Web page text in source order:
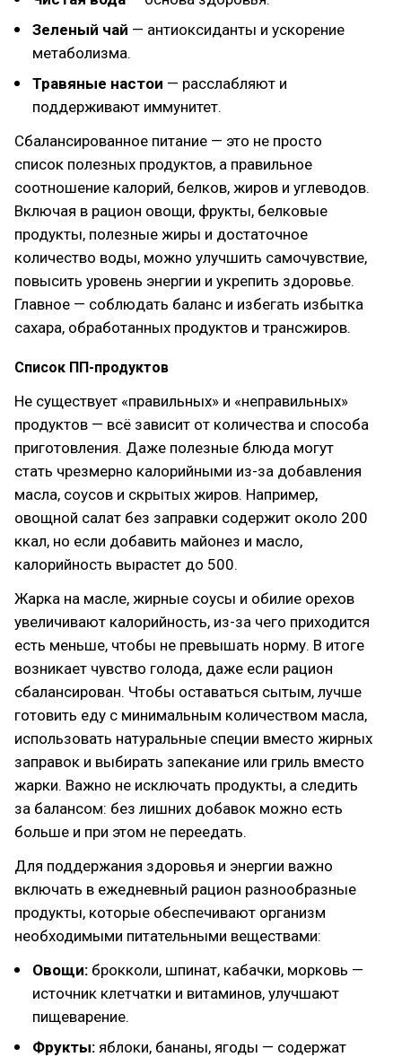
Зеленый чай — антиоксиданты и ускорение
метаболизма.
Травяные настои — расслабляют и
поддерживают иммунитет.
Сбалансированное питание — это не просто
список полезных продуктов, а правильное
соотношение калорий, белков, жиров и углеводов.
Включая в рацион овощи, фрукты, белковые
продукты, полезные жиры и достаточное
количество воды, можно улучшить самочувствие,
повысить уровень энергии и укрепить здоровье.
Главное — соблюдать баланс и избегать избытка
сахара, обработанных продуктов и трансжиров.
Список ПП-продуктов
Не существует «правильных» и «неправильных»
продуктов — всё зависит от количества и способа
приготовления. Даже полезные блюда могут
стать чрезмерно калорийными из-за добавления
масла, соусов и скрытых жиров. Например,
овощной салат без заправки содержит около 200
ккал, но если добавить майонез и масло,
калорийность вырастет до 500.
Жарка на масле, жирные соусы и обилие орехов
увеличивают калорийность, из-за чего приходится
есть меньше, чтобы не превышать норму. В итоге
возникает чувство голода, даже если рацион
сбалансирован. Чтобы оставаться сытым, лучше
готовить еду с минимальным количеством масла,
использовать натуральные специи вместо жирных
заправок и выбирать запекание или гриль вместо
жарки. Важно не исключать продукты, а следить
за балансом: без лишних добавок можно есть
больше и при этом не переедать.
Для поддержания здоровья и энергии важно
включать в ежедневный рацион разнообразные
продукты, которые обеспечивают организм
необходимыми питательными веществами:
Овощи: брокколи, шпинат, кабачки, морковь —
источник клетчатки и витаминов, улучшают
пищеварение.
Фрукты: яблоки, бананы, ягоды — содержат